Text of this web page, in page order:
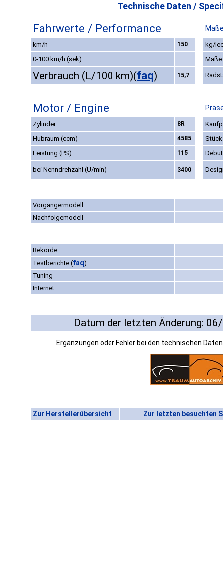
Technische Daten /
Fahrwerte / Performance
km/h 150
kg/
0-100 km/h (sek)
Maße
Verbrauch (L/100 km)(faq) 15,7
Motor / Engine
Zylinder 8R
Hubraum (ccm)
4585
Leistung (PS)
115 Debüt
bei Nenndrehzahl (U/min) 3400
Vorgängermodell
Nachfolgemodell
Rekorde
Testberichte (faq)
Tuning
Internet
Datum der letzten Änderung:
Ergänzungen oder Fehler bei den technischen
Zur Herstellerübersicht Zur letzten besuchten